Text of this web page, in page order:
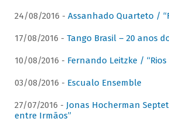
24/08/2016 - Assanhado Quarteto /
17/08/2016 - Tango Brasil – 20 anos
10/08/2016 - Fernando Leitzke / “Rios
03/08/2016 - Escualo Ensemble
27/07/2016 - Jonas Hocherman
entre Irmãos”